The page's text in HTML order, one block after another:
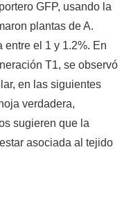
GFP, usando la
plantas de A.
el 1 y 1.2%. En
T1, se observó
en las siguientes
verdadera,
sugieren que la
asociada al tejido